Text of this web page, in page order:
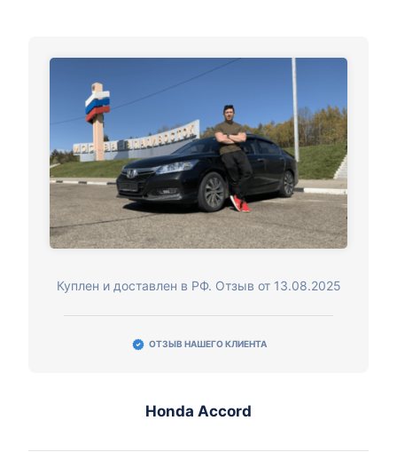
Куплен и доставлен в РФ. Отзыв от 13.08.2025
ОТЗЫВ НАШЕГО КЛИЕНТА
Honda Accord